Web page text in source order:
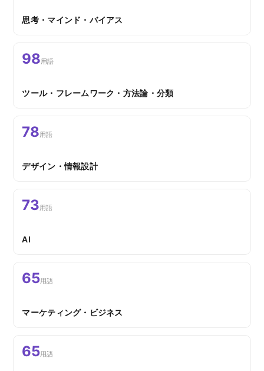
思考・マインド・バイアス
98用語
ツール・フレームワーク・方法論・分類
78用語
デザイン・情報設計
73用語
AI
65用語
マーケティング・ビジネス
65用語